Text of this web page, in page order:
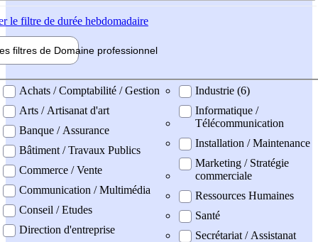
le filtre de durée hebdomadaire
filtres de Domaine professionnel
professionel
Achats / Comptabilité / Gestion
Arts / Artisanat d'art
Banque / Assurance
Bâtiment / Travaux Publics
Commerce / Vente
Communication / Multimédia
Conseil / Etudes
Direction d'entreprise
Industrie (6)
Informatique /
Télécommunication
Installation / Maintenance
Marketing / Stratégie
commerciale
Ressources Humaines
Santé
Secrétariat / Assistanat